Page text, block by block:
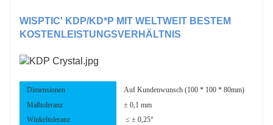
WISPTIC' KDP/KD*P MIT WELTWEIT BESTEM
KOSTENLEISTUNGSVERHÄLTNIS
Dimensionen
Auf Kundenwunsch (100 * 100 * 80mm)
Maßtoleranz
± 0,1 mm
Winkeltoleranz
≤ ± 0,25°